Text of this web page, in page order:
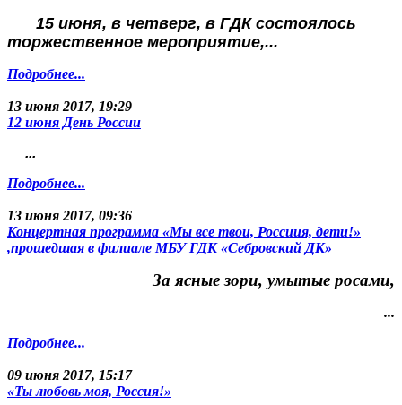
15 июня, в четверг, в ГДК состоялось
торжественное мероприятие,...
Подробнее...
13 июня 2017, 19:29
12 июня День России
...
Подробнее...
13 июня 2017, 09:36
Концертная программа «Мы все твои, Россиия, дети!»
,прошедшая в филиале МБУ ГДК «Себровский ДК»
За ясные зори, умытые росами,
...
Подробнее...
09 июня 2017, 15:17
«Ты любовь моя, Россия!»